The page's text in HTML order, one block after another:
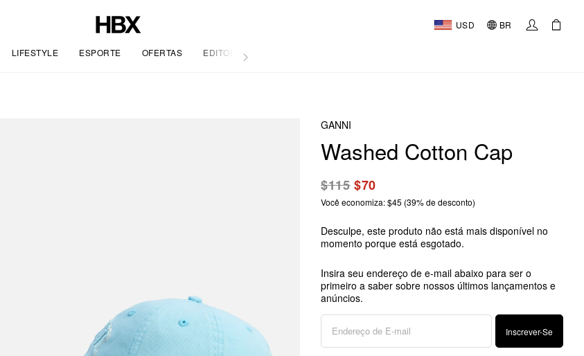
USD BR
LIFESTYLE ESPORTE OFERTAS EDITORIAL
GANNI
Washed Cotton Cap
$115$70
Você economiza: $45 (39% de desconto)
Desculpe, este produto não está mais disponível no
momento porque está esgotado.
Insira seu endereço de e-mail abaixo para ser o
primeiro a saber sobre nossos últimos lançamentos e
anúncios.
Inscrever-Se